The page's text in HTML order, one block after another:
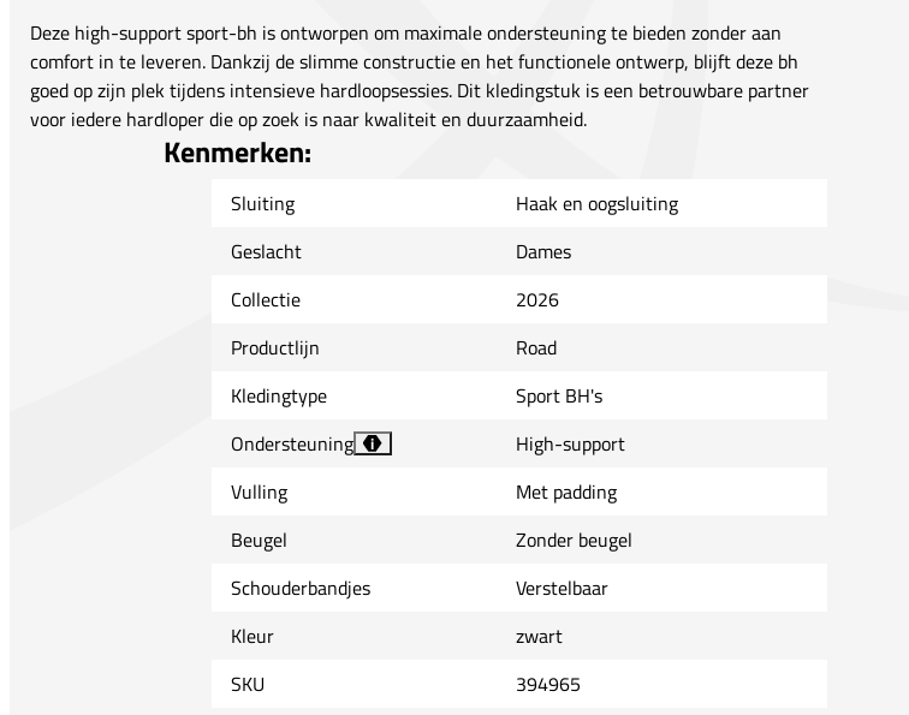
Deze high-support sport-bh is ontworpen om maximale ondersteuning te bieden zonder aan
comfort in te leveren. Dankzij de slimme constructie en het functionele ontwerp, blijft deze bh
goed op zijn plek tijdens intensieve hardloopsessies. Dit kledingstuk is een betrouwbare partner
voor iedere hardloper die op zoek is naar kwaliteit en duurzaamheid.
Kenmerken:
Sluiting
Haak en oogsluiting
Geslacht
Dames
Collectie
2026
Productlijn
Road
Kledingtype
Sport BH's
Ondersteuning
i
High-support
Vulling
Met padding
Beugel
Zonder beugel
Schouderbandjes
Verstelbaar
Kleur
zwart
SKU
394965